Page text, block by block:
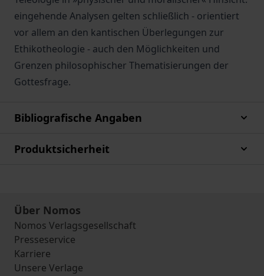
eingehende Analysen gelten schließlich - orientiert
vor allem an den kantischen Überlegungen zur
Ethikotheologie - auch den Möglichkeiten und
Grenzen philosophischer Thematisierungen der
Gottesfrage.
Bibliografische Angaben
Produktsicherheit
Über Nomos
Nomos Verlagsgesellschaft
Presseservice
Karriere
Unsere Verlage